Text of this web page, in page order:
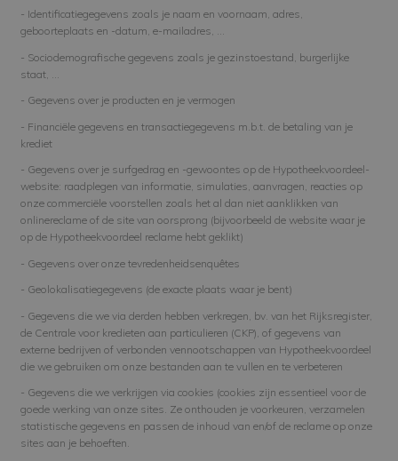
- Identificatiegegevens zoals je naam en voornaam, adres,
geboorteplaats en -datum, e-mailadres, …
- Sociodemografische gegevens zoals je gezinstoestand, burgerlijke
staat, …
- Gegevens over je producten en je vermogen
- Financiële gegevens en transactiegegevens m.b.t. de betaling van je
krediet
- Gegevens over je surfgedrag en -gewoontes op de Hypotheekvoordeel-
website: raadplegen van informatie, simulaties, aanvragen, reacties op
onze commerciële voorstellen zoals het al dan niet aanklikken van
onlinereclame of de site van oorsprong (bijvoorbeeld de website waar je
op de Hypotheekvoordeel reclame hebt geklikt)
- Gegevens over onze tevredenheidsenquêtes
- Geolokalisatiegegevens (de exacte plaats waar je bent)
- Gegevens die we via derden hebben verkregen, bv. van het Rijksregister,
de Centrale voor kredieten aan particulieren (CKP), of gegevens van
externe bedrijven of verbonden vennootschappen van Hypotheekvoordeel
die we gebruiken om onze bestanden aan te vullen en te verbeteren
- Gegevens die we verkrijgen via cookies (cookies zijn essentieel voor de
goede werking van onze sites. Ze onthouden je voorkeuren, verzamelen
statistische gegevens en passen de inhoud van en/of de reclame op onze
sites aan je behoeften.